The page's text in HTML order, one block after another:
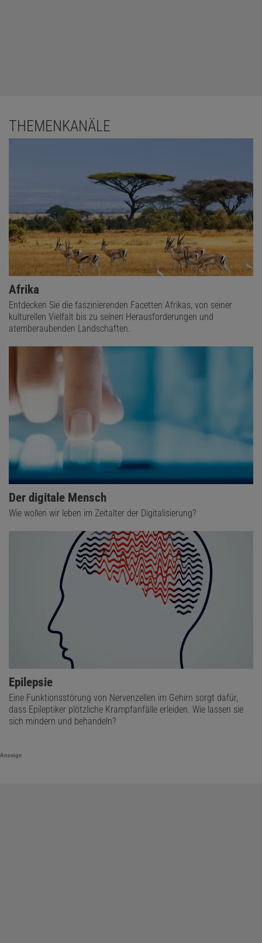
THEMENKANÄLE
Afrika
Entdecken Sie die faszinierenden Facetten Afrikas, von seiner
kulturellen Vielfalt bis zu seinen Herausforderungen und
atemberaubenden Landschaften.
Der digitale Mensch
Wie wollen wir leben im Zeitalter der Digitalisierung?
Epilepsie
Eine Funktionsstörung von Nervenzellen im Gehirn sorgt dafür,
dass Epileptiker plötzliche Krampfanfälle erleiden. Wie lassen sie
sich mindern und behandeln?
Anzeige